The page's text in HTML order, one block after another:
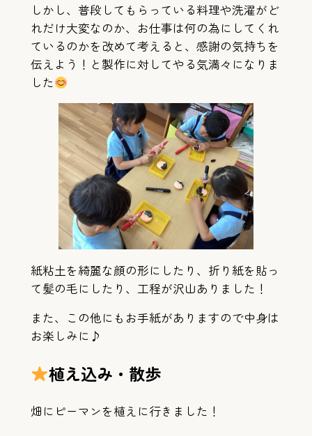
しかし、普段してもらっている料理や洗濯がど
れだけ大変なのか、お仕事は何の為にしてくれ
ているのかを改めて考えると、感謝の気持ちを
伝えよう！と製作に対してやる気満々になりま
した
紙粘土を綺麗な顔の形にしたり、折り紙を貼っ
て髪の毛にしたり、工程が沢山ありました！
また、この他にもお手紙がありますので中身は
お楽しみに♪
植え込み・散歩
畑にピーマンを植えに行きました！